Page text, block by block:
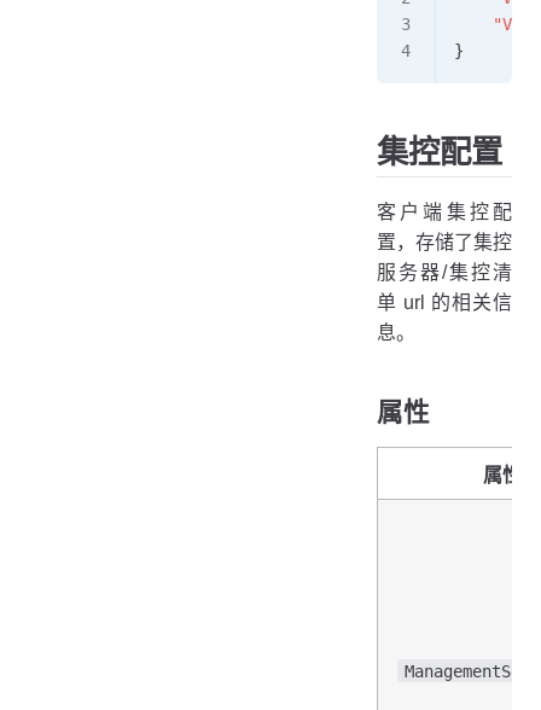
}
集控配置
客户端集控配
置，存储了集控
服务器/集控清
单 url 的相关信
息。
属性
属性